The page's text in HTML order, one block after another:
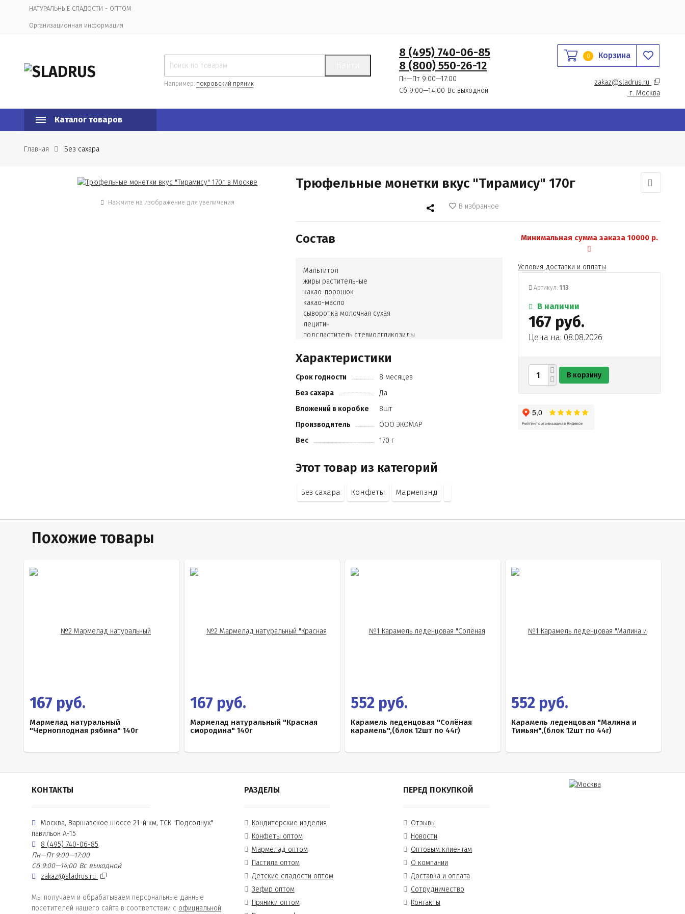
НАТУРАЛЬНЫЕ СЛАДОСТИ - ОПТОМ
Организационная информация
Например: покровский пряник
8 (495) 740-06-85
8 (800) 550-26-12
Пн—Пт 9:00—17:00
Сб 9:00—14:00 Вс выходной
0 Корзина
zakaz@sladrus.ru
г. Москва
Каталог товаров
Главная Без сахара
Нажмите на изображение для увеличения
Трюфельные монетки вкус "Тирамису" 170г
В избранное
Состав
Мальтитол
жиры растительные
какао-порошок
какао-масло
сыворотка молочная сухая
лецитин
подсластитель стевиолгликозиды
Характеристики
Срок годности
8 месяцев
Без сахара
Да
Вложений в коробке
8шт
Производитель
ООО ЭКОМАР
Вес
170 г
Этот товар из категорий
Без сахара Конфеты Мармелэнд
Минимальная сумма заказа 10000 р.
Условия доставки и оплаты
Артикул: 113
В наличии
167 руб.
Цена на: 08.08.2026
В корзину
Похожие товары
167 руб.
Мармелад натуральный
"Черноплодная рябина" 140г
167 руб.
Мармелад натуральный "Красная
смородина" 140г
552 руб.
Карамель леденцовая "Солёная
карамель",(блок 12шт по 44г)
552 руб.
Карамель леденцовая "Малина и
Тимьян",(блок 12шт по 44г)
КОНТАКТЫ
Москва, Варшавское шоссе 21-й км, ТСК "Подсолнух"
павильон А-15
8 (495) 740-06-85
Пн—Пт 9:00—17:00
Сб 9:00—14:00 Вс выходной
zakaz@sladrus.ru
Мы получаем и обрабатываем персональные данные
посетителей нашего сайта в соответствии с официальной
РАЗДЕЛЫ
Кондитерские изделия
Конфеты оптом
Мармелад оптом
Пастила оптом
Детские сладости оптом
Зефир оптом
Пряники оптом
ПЕРЕД ПОКУПКОЙ
Отзывы
Новости
Оптовым клиентам
О компании
Доставка и оплата
Сотрудничество
Контакты